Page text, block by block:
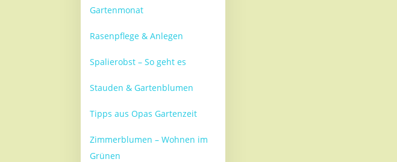
Gartenmonat
Rasenpflege & Anlegen
Spalierobst – So geht es
Stauden & Gartenblumen
Tipps aus Opas Gartenzeit
Zimmerblumen – Wohnen im
Grünen